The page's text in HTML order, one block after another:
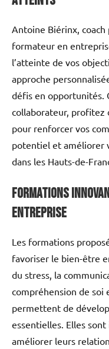
Antoine Biérinx,
formateur en
l’atteinte de vos
approche
défis en opportunités.
collaborateur, profitez
pour renforcer vos
potentiel et améliorer
dans les Hauts-de-
Formations
entreprise
Les formations
favoriser le bien-être
du stress, la
compréhension de soi
permettent de
essentielles. Elles
améliorer leurs